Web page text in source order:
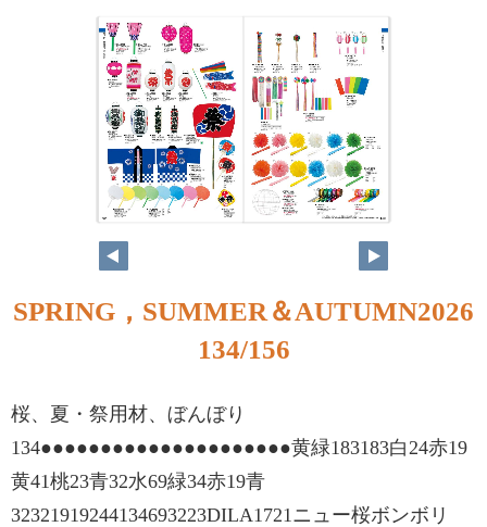
134 135
SPRING，SUMMER＆AUTUMN2026
134/156
桜、夏・祭用材、ぼんぼり
134●●●●●●●●●●●●●●●●●●●●●黄緑183183白24赤19
黄41桃23青32水69緑34赤19青
32321919244134693223DILA1721ニュー桜ボンボリ